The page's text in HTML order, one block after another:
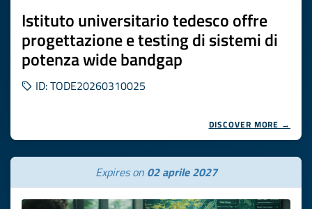
Istituto universitario tedesco offre
progettazione e testing di sistemi di
potenza wide bandgap
ID: TODE20260310025
DISCOVER MORE →
Expires on 02 aprile 2027